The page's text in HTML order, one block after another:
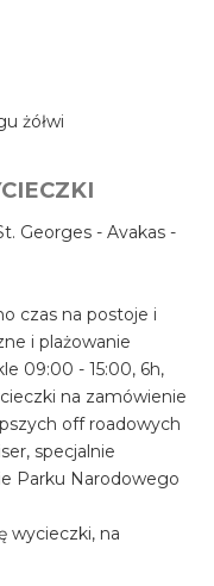
żółwi
Georges - Avakas -
czas na postoje i
i plażowanie
09:00 - 15:00, 6h,
na zamówienie
off roadowych
specjalnie
Parku Narodowego
wycieczki, na